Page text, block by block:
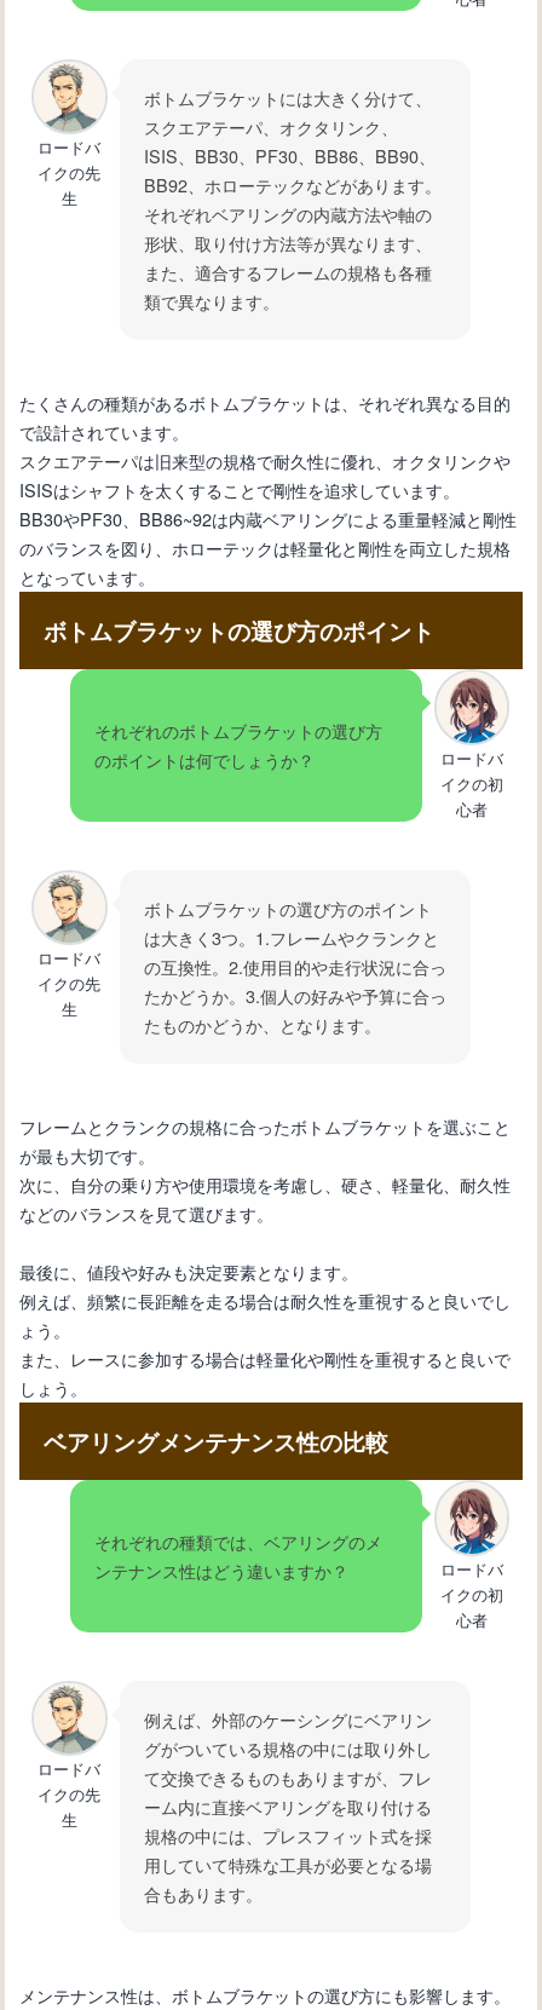
ロードバ
イクの先
生
ボトムブラケットには大きく分けて、
スクエアテーパ、オクタリンク、
ISIS、BB30、PF30、BB86、BB90、
BB92、ホローテックなどがあります。
それぞれベアリングの内蔵方法や軸の
形状、取り付け方法等が異なります、
また、適合するフレームの規格も各種
類で異なります。
たくさんの種類があるボトムブラケットは、それぞれ異なる目的
で設計されています。
スクエアテーパは旧来型の規格で耐久性に優れ、オクタリンクや
ISISはシャフトを太くすることで剛性を追求しています。
BB30やPF30、BB86~92は内蔵ベアリングによる重量軽減と剛性
のバランスを図り、ホローテックは軽量化と剛性を両立した規格
となっています。
ボトムブラケットの選び方のポイント
それぞれのボトムブラケットの選び方
のポイントは何でしょうか？
ロードバ
イクの初
心者
ロードバ
イクの先
生
ボトムブラケットの選び方のポイント
は大きく3つ。1.フレームやクランクと
の互換性。2.使用目的や走行状況に合っ
たかどうか。3.個人の好みや予算に合っ
たものかどうか、となります。
フレームとクランクの規格に合ったボトムブラケットを選ぶこと
が最も大切です。
次に、自分の乗り方や使用環境を考慮し、硬さ、軽量化、耐久性
などのバランスを見て選びます。
最後に、値段や好みも決定要素となります。
例えば、頻繁に長距離を走る場合は耐久性を重視すると良いでし
ょう。
また、レースに参加する場合は軽量化や剛性を重視すると良いで
しょう。
ベアリングメンテナンス性の比較
それぞれの種類では、ベアリングのメ
ンテナンス性はどう違いますか？
ロードバ
イクの初
心者
ロードバ
イクの先
生
例えば、外部のケーシングにベアリン
グがついている規格の中には取り外し
て交換できるものもありますが、フレ
ーム内に直接ベアリングを取り付ける
規格の中には、プレスフィット式を採
用していて特殊な工具が必要となる場
合もあります。
メンテナンス性は、ボトムブラケットの選び方にも影響します。